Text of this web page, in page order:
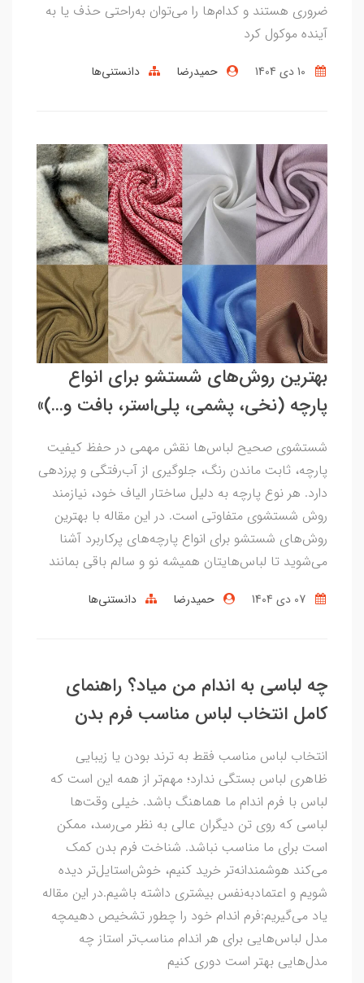
ضروری هستند و کدام‌ها را می‌توان به‌راحتی حذف یا به
آینده موکول کرد
حمیدرضا دانستنی‌ها
بهترین روش‌های شستشو برای انواع
پارچه (نخی، پشمی، پلی‌استر، بافت و…)»
شستشوی صحیح لباس‌ها نقش مهمی در حفظ کیفیت
پارچه، ثابت ماندن رنگ، جلوگیری از آب‌رفتگی و پرزدهی
دارد. هر نوع پارچه به دلیل ساختار الیاف خود، نیازمند
روش شستشوی متفاوتی است. در این مقاله با بهترین
روش‌های شستشو برای انواع پارچه‌های پرکاربرد آشنا
می‌شوید تا لباس‌هایتان همیشه نو و سالم باقی بمانند
حمیدرضا دانستنی‌ها
چه لباسی به اندام من میاد؟ راهنمای
کامل انتخاب لباس مناسب فرم بدن
انتخاب لباس مناسب فقط به ترند بودن یا زیبایی
ظاهری لباس بستگی ندارد؛ مهم‌تر از همه این است که
لباس با فرم اندام ما هماهنگ باشد. خیلی وقت‌ها
لباسی که روی تن دیگران عالی به نظر می‌رسد، ممکن
است برای ما مناسب نباشد. شناخت فرم بدن کمک
می‌کند هوشمندانه‌تر خرید کنیم، خوش‌استایل‌تر دیده
شویم و اعتمادبه‌نفس بیشتری داشته باشیم.در این مقاله
یاد می‌گیریم:فرم اندام خود را چطور تشخیص دهیمچه
مدل لباس‌هایی برای هر اندام مناسب‌تر استاز چه
مدل‌هایی بهتر است دوری کنیم